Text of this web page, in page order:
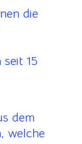
die
15
dem
welche